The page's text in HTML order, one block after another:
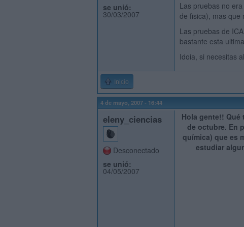
se unió:
30/03/2007
Las pruebas no
de fisica), mas que
Las pruebas de
bastante esta
Idoia, si necesitas
Inicio
4 de mayo, 2007 - 16:44
eleny_ciencias
Desconectado
se unió:
04/05/2007
Hola gente!!
de octubre. En
química) que es
estudiar